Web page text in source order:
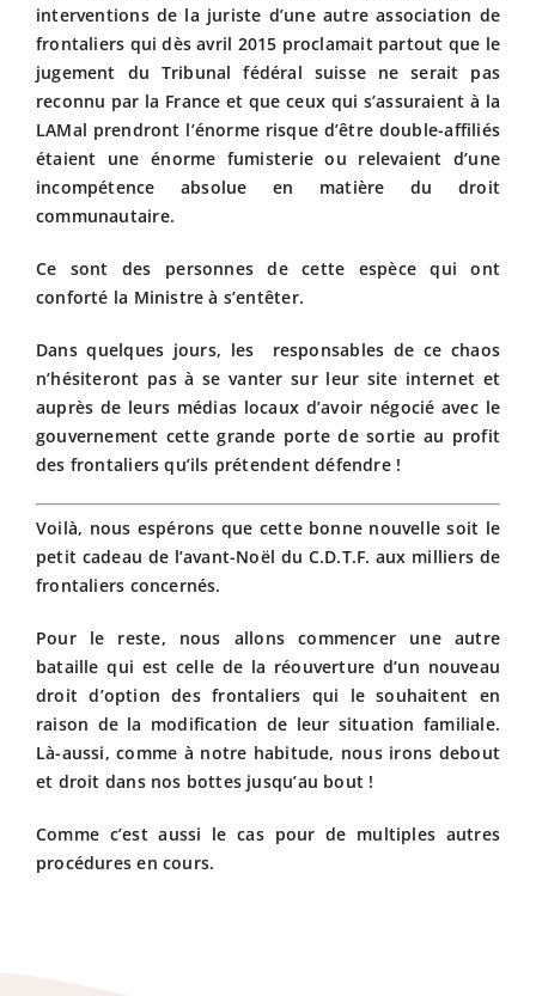
interventions de la juriste d’une autre association de
frontaliers qui dès avril 2015 proclamait partout que le
jugement du Tribunal fédéral suisse ne serait pas
reconnu par la France et que ceux qui s’assuraient à la
LAMal prendront l’énorme risque d’être double-affiliés
étaient une énorme fumisterie ou relevaient d’une
incompétence absolue en matière du droit
communautaire.
Ce sont des personnes de cette espèce qui ont
conforté la Ministre à s’entêter.
Dans quelques jours, les responsables de ce chaos
n’hésiteront pas à se vanter sur leur site internet et
auprès de leurs médias locaux d’avoir négocié avec le
gouvernement cette grande porte de sortie au profit
des frontaliers qu’ils prétendent défendre !
Voilà, nous espérons que cette bonne nouvelle soit le
petit cadeau de l’avant-Noël du C.D.T.F. aux milliers de
frontaliers concernés.
Pour le reste, nous allons commencer une autre
bataille qui est celle de la réouverture d’un nouveau
droit d’option des frontaliers qui le souhaitent en
raison de la modification de leur situation familiale.
Là-aussi, comme à notre habitude, nous irons debout
et droit dans nos bottes jusqu’au bout !
Comme c’est aussi le cas pour de multiples autres
procédures en cours.